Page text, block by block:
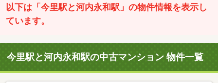
以下は「今里駅と河内永和駅」の物件情報を表示し
ています。
今里駅と河内永和駅の中古マンション 物件一覧